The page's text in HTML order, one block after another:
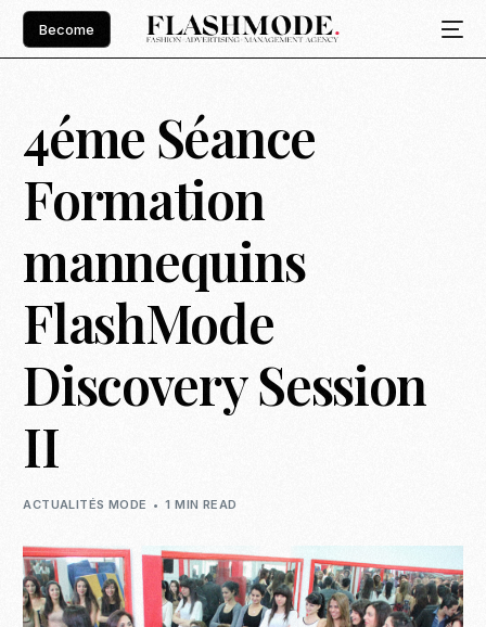
Become
4éme Séance
Formation
mannequins
FlashMode
Discovery Session
II
ACTUALITÉS MODE 1 MIN READ